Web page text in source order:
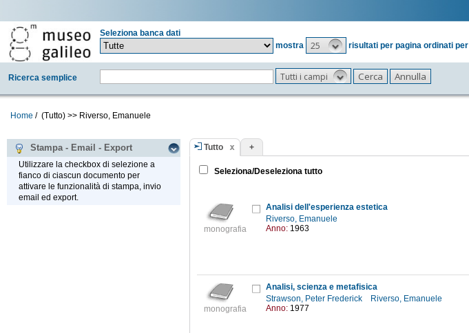
Seleziona banca dati
mostra
25 risultati per pagina ordinati per
Ricerca semplice Tutti i campi
Home / (Tutto) >> Riverso, Emanuele
Stampa - Email - Export
Utilizzare la checkbox di selezione a
fianco di ciascun documento per
attivare le funzionalità di stampa, invio
email ed export.
Tutto +
Seleziona/Deseleziona tutto
monografia
Analisi dell'esperienza estetica
Riverso, Emanuele
Anno: 1963
monografia
Analisi, scienza e metafisica
Strawson, Peter Frederick
Riverso, Emanuele
Anno: 1977